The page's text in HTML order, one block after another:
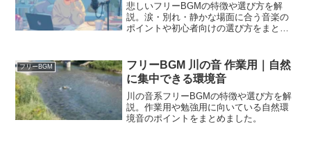
悲しいフリーBGMの特徴や選び方を解
説。涙・別れ・静かな場面に合う音楽の
ポイントや初心者向けの選び方をまとめ
フリーBGM
フリーBGM 川の音 作業用｜自然
に集中できる環境音
川の音系フリーBGMの特徴や選び方を解
説。作業用や勉強用に向いている自然環
境音のポイントをまとめました。